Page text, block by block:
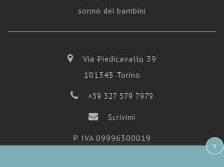
sonno dei bambini
Via Piedicavallo 39
101345 Torino
+39 327 579 7979
Scrivimi
P. IVA 09996300019
x